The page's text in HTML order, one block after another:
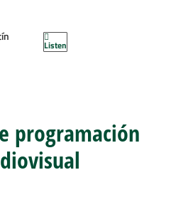
ListenBoletín
programación